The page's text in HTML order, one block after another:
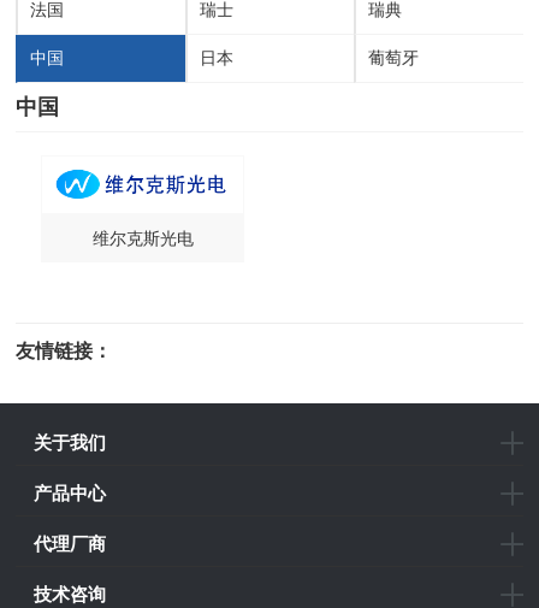
法国 瑞士 瑞典
中国 日本 葡萄牙
中国
维尔克斯光电
友情链接：
关于我们
产品中心
代理厂商
技术咨询